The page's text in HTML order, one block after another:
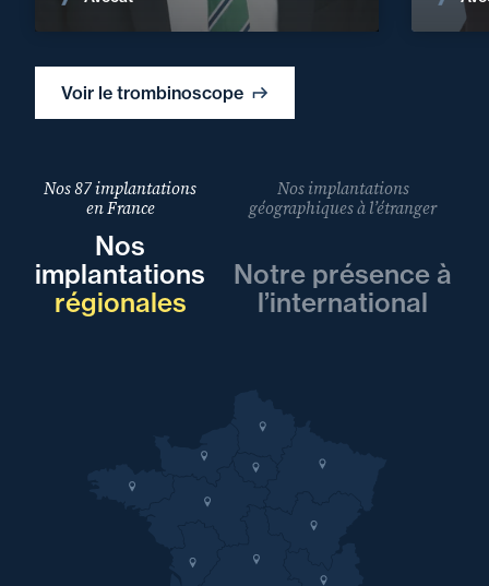
Voir le trombinoscope
Nos 87 implantations
en France
Nos
implantations
régionales
Nos implantations
géographiques à l’étranger
Notre présence à
l’international